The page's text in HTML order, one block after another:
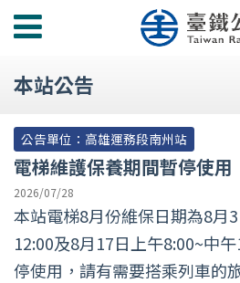
功
選
本站公告
公告單位：高雄運務段南州站
電梯維護保養期間暫停使用
2026/07/28
本站電梯8月份維保日期為8月
12:00及8月17日上午8:00~中
停使用，請有需要搭乘列車的